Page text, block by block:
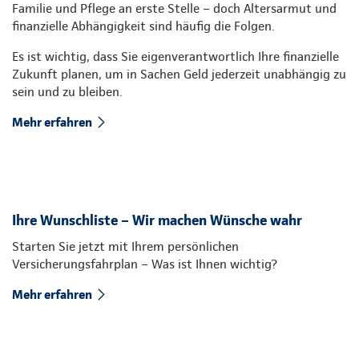
Familie und Pflege an erste Stelle – doch Altersarmut und
finanzielle Abhängigkeit sind häufig die Folgen.
Es ist wichtig, dass Sie eigenverantwortlich Ihre finanzielle
Zukunft planen, um in Sachen Geld jederzeit unabhängig zu
sein und zu bleiben.
Mehr erfahren
Ihre Wunschliste – Wir machen Wünsche wahr
Starten Sie jetzt mit Ihrem persönlichen
Versicherungsfahrplan – Was ist Ihnen wichtig?
Mehr erfahren